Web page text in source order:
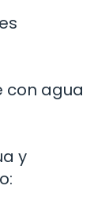
con agua
y